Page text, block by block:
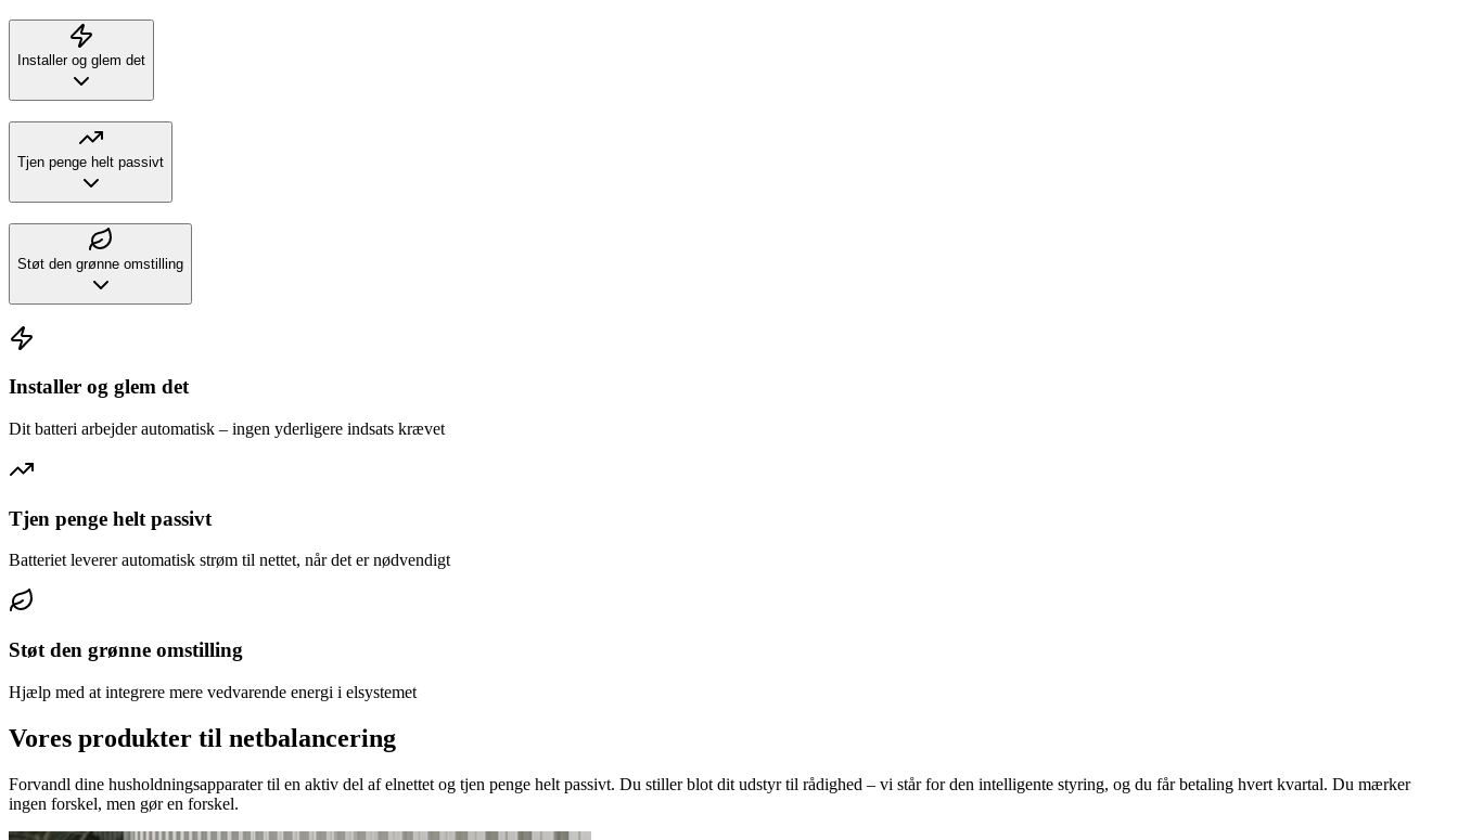
Installer og glem det
Tjen penge helt passivt
Støt den grønne omstilling
Installer og glem det
Dit batteri arbejder automatisk – ingen yderligere indsats krævet
Tjen penge helt passivt
Batteriet leverer automatisk strøm til nettet, når det er nødvendigt
Støt den grønne omstilling
Hjælp med at integrere mere vedvarende energi i elsystemet
Vores produkter til netbalancering
Forvandl dine husholdningsapparater til en aktiv del af elnettet og tjen penge helt passivt. Du stiller blot dit udstyr til rådighed – vi står for den intelligente styring, og du får betaling hvert kvartal. Du mærker
ingen forskel, men gør en forskel.